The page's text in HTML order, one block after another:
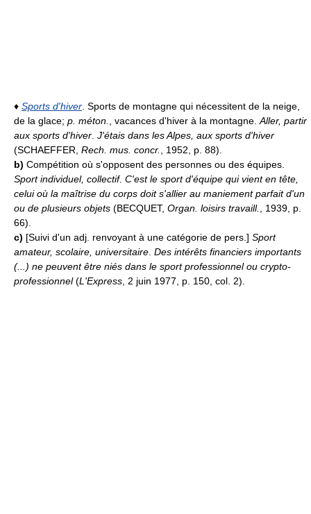
♦ Sports d'hiver . Sports de montagne qui nécessitent de la neige,
de la glace; p. méton. , vacances d'hiver à la montagne. Aller, partir
aux sports d'hiver J'étais dans les Alpes, aux sports d'hiver
(SCHAEFFER, Rech. mus. concr.
, 1952, p. 88).
b) Compétition où s'opposent des personnes ou des équipes.
Sport individuel, collectif. C'est le sport d'équipe qui vient en tête,
celui où la maîtrise du corps doit s'allier au maniement parfait d'un
ou de plusieurs objets (BECQUET, Organ. loisirs travaill.
, 1939, p.
66).
c) [Suivi d'un adj. renvoyant à une catégorie de pers.] Sport
amateur, scolaire, universitaire Des intérêts financiers importants
(...) ne peuvent être niés dans le sport professionnel ou crypto-
professionnel(L'Express , 2 juin 1977, p. 150, col. 2).